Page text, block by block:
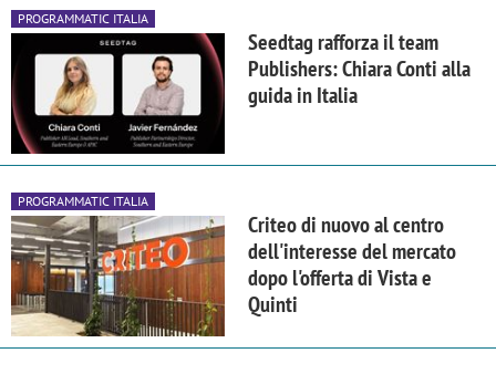
PROGRAMMATIC ITALIA
Seedtag rafforza il team
Publishers: Chiara Conti alla
guida in Italia
PROGRAMMATIC ITALIA
Criteo di nuovo al centro
dell'interesse del mercato
dopo l'offerta di Vista e
Quinti